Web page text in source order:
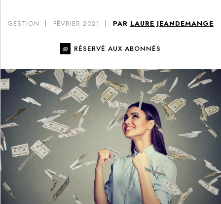
GESTION FÉVRIER 2021 PAR LAURE JEANDEMANGE
RÉSERVÉ AUX ABONNÉS